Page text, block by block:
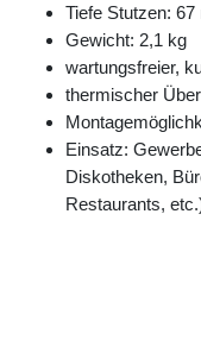
Tiefe Stutzen: 67
Gewicht: 2,1 kg
wartungsfreier,
thermischer
Einsatz:
Diskotheken,
Restaurants,